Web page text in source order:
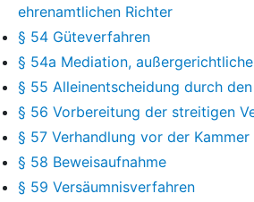
ehrenamtlichen Richter
§ 54 Güteverfahren
§ 54a Mediation,
§ 55 Alleinentscheidung durch
§ 56 Vorbereitung der streitigen
§ 57 Verhandlung vor der Kammer
§ 58 Beweisaufnahme
§ 59 Versäumnisverfahren